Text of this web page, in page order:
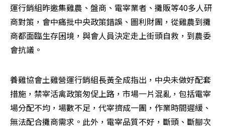
運行銷組昨邀集雞農、盤商、電宰業者、攤販等40多人研
商對策，會中痛批中央政策錯誤、圖利財團，從雞農到攤
商都面臨生存困境，與會人員決定走上街頭自救，到農委
會抗議。
養雞協會土雞營運行銷組長黃全成指出，中央未做好配套
措施，禁宰活禽政策匆促上路，市場一片混亂，包括電宰
場分配不均，場數不足，代宰擠成一團，作業時間遲緩、
無法配合攤商需求。此外，電宰品質不好，斷頭、斷腳次